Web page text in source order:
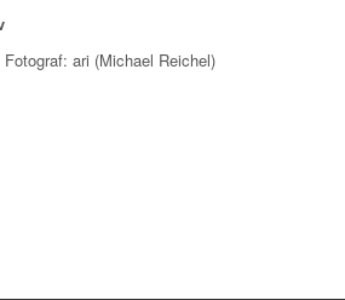
ari (Michael Reichel)